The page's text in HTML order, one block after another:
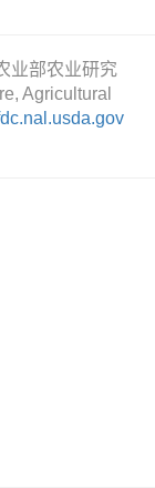
业部农业研究
Agricultural